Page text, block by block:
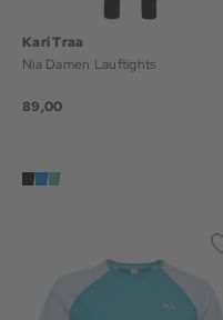
Kari Traa
Nia Damen Lauftights
89,00